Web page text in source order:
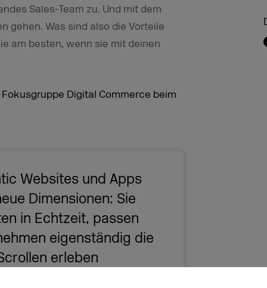
Sales-Team zu. Und mit dem
gehen. Was sind also die Vorteile
am besten, wenn sie mit deinen
Websites und Apps
Dimensionen: Sie
in Echtzeit, passen
eigenständig die
erleben
Journey